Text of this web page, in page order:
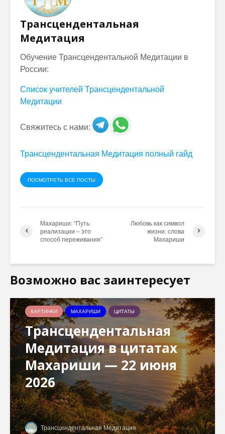
Трансцендентальная
Медитация
Обучение Трансцендентальной Медитации в
России:
Список учителей Трансцендентальной
Медитации
Свяжитесь с нами:
Трансцендентальная Медитация полный гайд
ПОСМОТРЕТЬ ВСЕ ПОСТЫ
Махариши: “Путь
реализации – это
способ переживания”
Любовь как символ
жизни: слова
Махариши
Возможно вас заинтересует
КАРТИНКИ МАХАРИШИ ЦИТАТЫ
Трансцендентальная
Медитация в цитатах
Махариши — 22 июня
2026
Трансцендентальная Медитация